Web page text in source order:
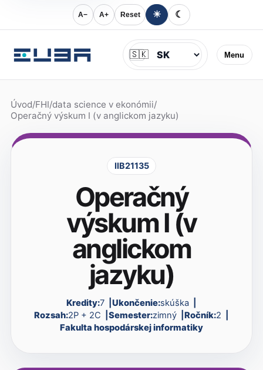
A− A+ Reset ☀ ☾
Menu
Jazyk
🇸🇰
Úvod/FHI/data science v ekonómii/
Operačný výskum I (v anglickom jazyku)
IIB21135
Operačný
výskum I (v
anglickom
jazyku)
Kredity:7 Ukončenie:skúška
Rozsah:2P + 2C Semester:zimný Ročník:2
Fakulta hospodárskej informatiky